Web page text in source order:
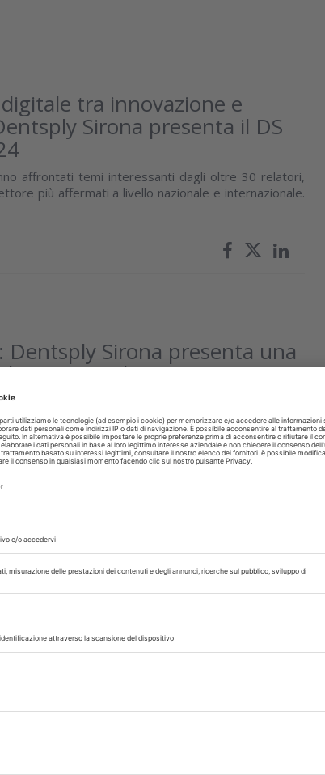
tra innovazione e
Sirona presenta il DS
affrontati temi interessanti dagli oltre 30 relatori,
più affermati a livello nazionale e internazionale.
Dentsply Sirona presenta una
contrangoli
della durata, dell'ergonomia e della riduzione del
contrangoli standard, corti e mini-testine per
estende la partnership con
con TeamSmile per altri due anni l'azienda
avanti verso il raggiungimento di uno degli obiettivi